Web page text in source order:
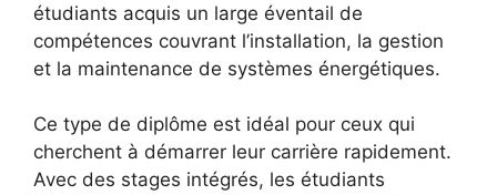
étudiants acquis un large éventail de
compétences couvrant l’installation, la gestion
et la maintenance de systèmes énergétiques.
Ce type de diplôme est idéal pour ceux qui
cherchent à démarrer leur carrière rapidement.
Avec des stages intégrés, les étudiants